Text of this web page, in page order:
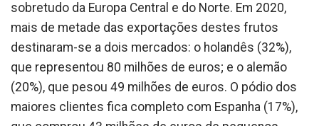
sobretudo da Europa Central e do Norte. Em 2020,
mais de metade das exportações destes frutos
destinaram-se a dois mercados: o holandês (32%),
que representou 80 milhões de euros; e o alemão
(20%), que pesou 49 milhões de euros. O pódio dos
maiores clientes fica completo com Espanha (17%),